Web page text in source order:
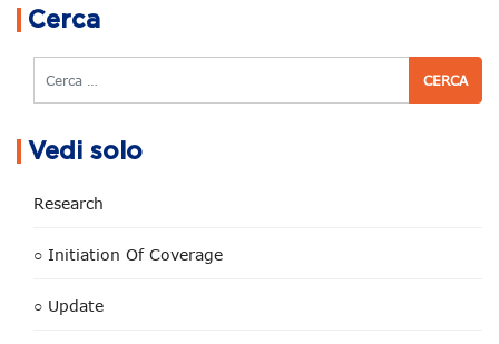
Cerca
Cerca
Vedi solo
Research
○ Initiation Of Coverage
○ Update